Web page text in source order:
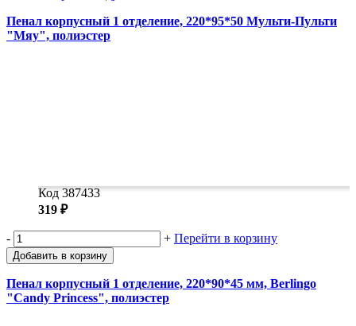
Пенал корпусный 1 отделение, 220*95*50 Мульти-Пульти
"Мяу", полиэстер
Код 387433
319 ₽
- + Перейти в корзину
Добавить в корзину
Пенал корпусный 1 отделение, 220*90*45 мм, Berlingo
"Candy Princess", полиэстер